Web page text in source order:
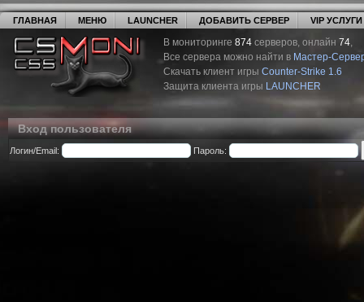
ГЛАВНАЯ МЕНЮ LAUNCHER ДОБАВИТЬ СЕРВЕР VIP УСЛУГИ
В мониторинге 874 серверов, онлайн 74,
Все сервера можно найти в Мастер-
Скачать клиент игры Counter-Strike 1.6
Защита клиента игры LAUNCHER
Вход пользователя
Логин/Email: Пароль: